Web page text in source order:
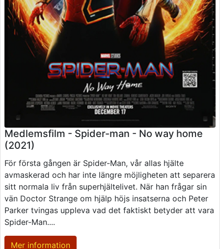
Medlemsfilm - Spider-man - No way home
(2021)
För första gången är Spider-Man, vår allas hjälte
avmaskerad och har inte längre möjligheten att separera
sitt normala liv från superhjältelivet. När han frågar sin
vän Doctor Strange om hjälp höjs insatserna och Peter
Parker tvingas uppleva vad det faktiskt betyder att vara
Spider-Man....
Mer information